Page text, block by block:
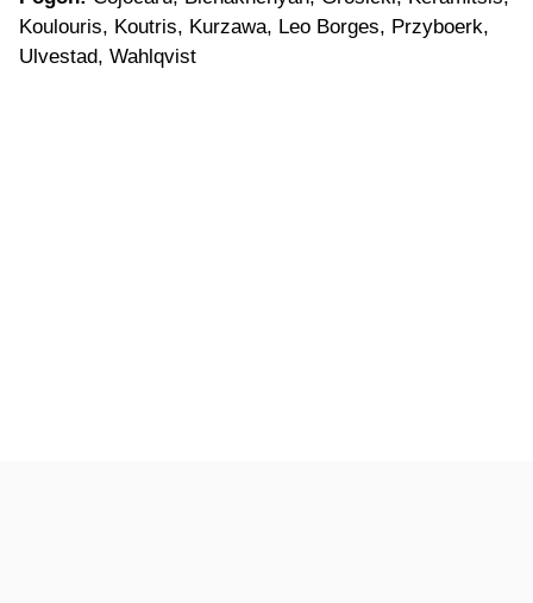
Koulouris, Koutris, Kurzawa, Leo Borges, Przyboerk,
Ulvestad, Wahlqvist